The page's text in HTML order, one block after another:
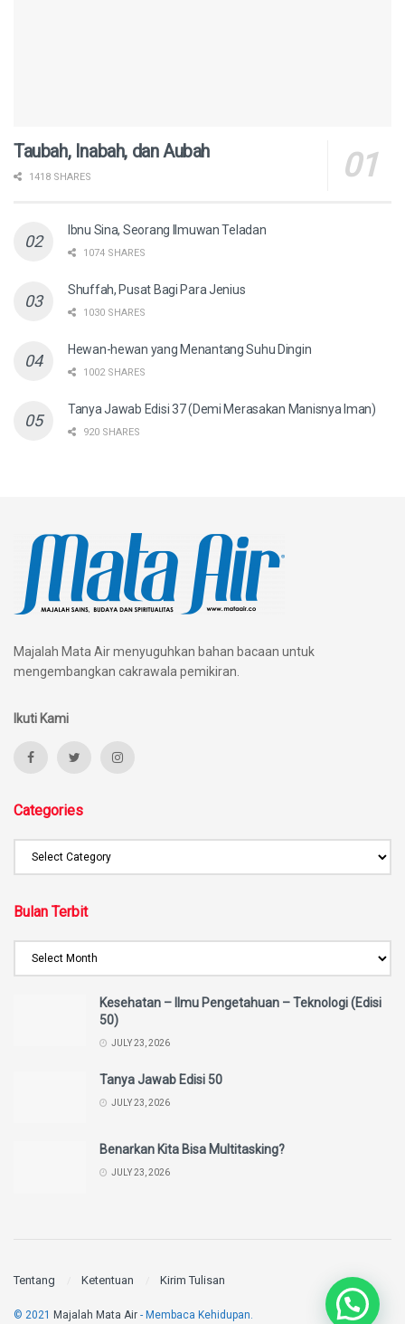
Taubah, Inabah, dan Aubah
1418 SHARES
Ibnu Sina, Seorang Ilmuwan Teladan
1074 SHARES
Shuffah, Pusat Bagi Para Jenius
1030 SHARES
Hewan-hewan yang Menantang Suhu Dingin
1002 SHARES
Tanya Jawab Edisi 37 (Demi Merasakan Manisnya Iman)
920 SHARES
Majalah Mata Air menyuguhkan bahan bacaan untuk
mengembangkan cakrawala pemikiran.
Ikuti Kami
Categories
Bulan Terbit
Kesehatan – Ilmu Pengetahuan – Teknologi (Edisi
50)
JULY 23, 2026
Tanya Jawab Edisi 50
JULY 23, 2026
Benarkan Kita Bisa Multitasking?
JULY 23, 2026
Tentang Ketentuan Kirim Tulisan
© 2021 Majalah Mata Air - Membaca Kehidupan.